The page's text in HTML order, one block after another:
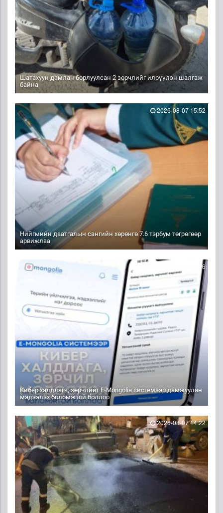
Шатахуун дамлан борлуулсан 2 зөрчлийг илрүүлэн шалгаж
байна
Нийгмийн даатгалын сангийн хөрөнгө 7.6 тэрбум төгрөгөөр
арвижлаа
2026-08-07 15:52
Кибер халдлага, зөрчлийг E-Mongolia системээр дамжуулан
мэдээлэх боломжтой боллоо
2026-08-07 14:36
2026-08-07 14:22